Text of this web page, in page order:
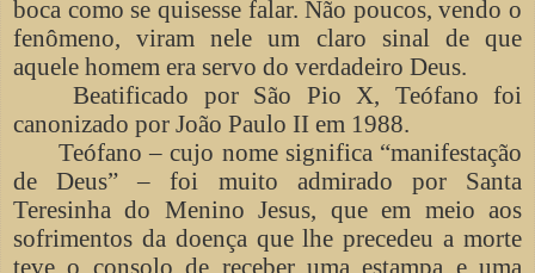
boca como se quisesse falar. Não poucos, vendo o
fenômeno, viram nele um claro sinal de que
aquele homem era servo do verdadeiro Deus.
Beatificado por São Pio X, Teófano foi
canonizado por João Paulo II em 1988.
Teófano – cujo nome significa “manifestação
de Deus” – foi muito admirado por Santa
Teresinha do Menino Jesus, que em meio aos
sofrimentos da doença que lhe precedeu a morte
teve o consolo de receber uma estampa e uma